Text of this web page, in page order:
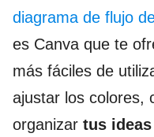
diagrama de flujo
es Canva que te
más fáciles de
ajustar los colores,
organizar tus